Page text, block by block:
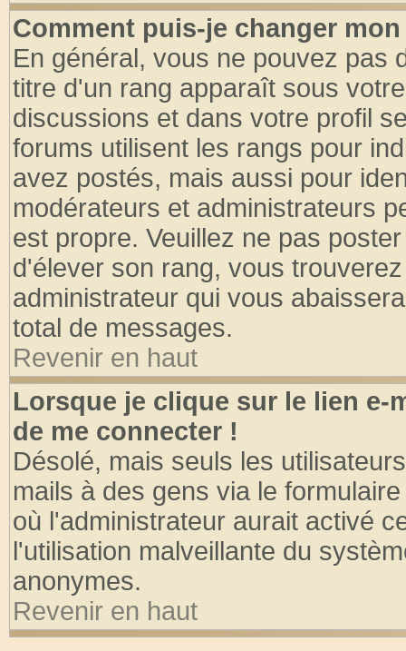
Comment puis-je changer
En général, vous ne pouvez pas
titre d'un rang apparaît sous
discussions et dans votre profil
forums utilisent les rangs pour
avez postés, mais aussi pour
modérateurs et administrateurs
est propre. Veuillez ne pas
d'élever son rang, vous
administrateur qui vous
total de messages.
Revenir en haut
Lorsque je clique sur le lien e-
de me connecter !
Désolé, mais seuls les
mails à des gens via le
où l'administrateur aurait activé
l'utilisation malveillante du
anonymes.
Revenir en haut